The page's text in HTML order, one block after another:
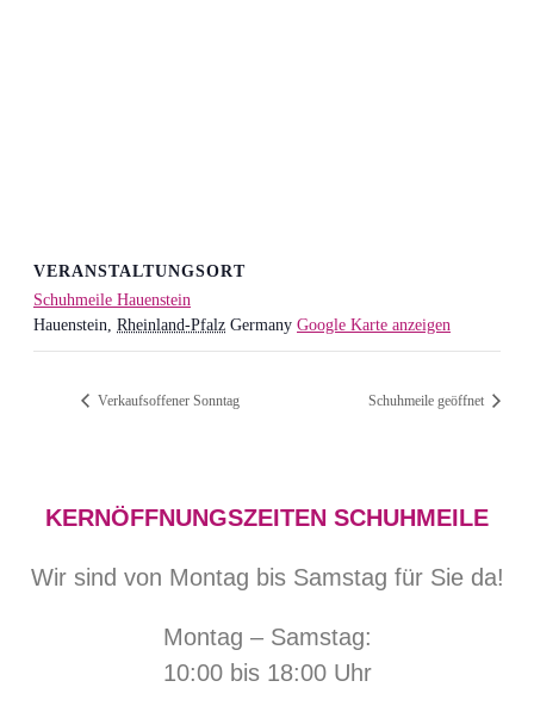
VERANSTALTUNGSORT
Schuhmeile Hauenstein
Hauenstein, Rheinland-Pfalz Germany Google Karte anzeigen
Verkaufsoffener Sonntag Schuhmeile geöffnet
KERNÖFFNUNGSZEITEN SCHUHMEILE
Wir sind von Montag bis Samstag für Sie da!
Montag – Samstag:
10:00 bis 18:00 Uhr